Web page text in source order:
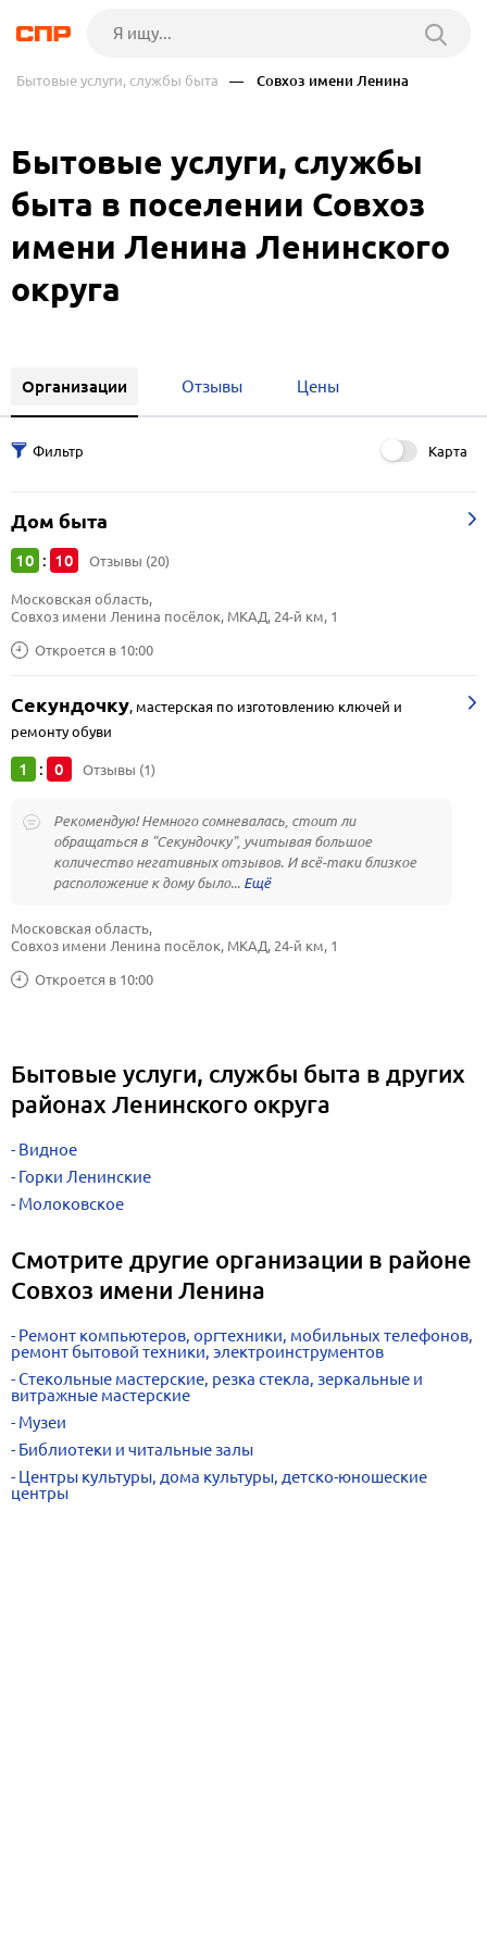
Бытовые услуги, службы быта — Совхоз имени Ленина
Бытовые услуги, службы
быта в поселении Совхоз
имени Ленина Ленинского
округа
Организации Отзывы Цены
Карта
Дом быта
10 : 10 Отзывы (20)
Откроется в 10:00
Московская область,
Совхоз имени Ленина посёлок, МКАД, 24-й км, 1
Секундочку, мастерская по изготовлению ключей и
ремонту обуви
1 : 0 Отзывы (1)
Рекомендую! Немного сомневалась, стоит ли
обращаться в "Секундочку", учитывая большое
количество негативных отзывов. И всё-таки близкое
расположение к дому было...
Откроется в 10:00
Московская область,
Совхоз имени Ленина посёлок, МКАД, 24-й км, 1
Бытовые услуги, службы быта в других
районах Ленинского округа
Видное
Горки Ленинские
Молоковское
Смотрите другие организации в районе
Совхоз имени Ленина
Ремонт компьютеров, оргтехники, мобильных телефонов,
ремонт бытовой техники, электроинструментов
Стекольные мастерские, резка стекла, зеркальные и
витражные мастерские
Музеи
Библиотеки и читальные залы
Центры культуры, дома культуры, детско-юношеские
центры